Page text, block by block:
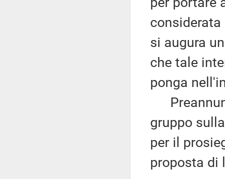
si augura
che tale
ponga
gruppo
per il
proposta di